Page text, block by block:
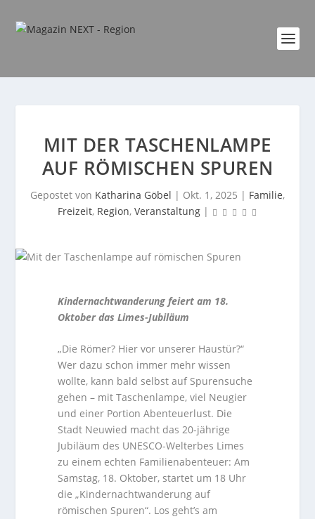
MIT DER TASCHENLAMPE
AUF RÖMISCHEN SPUREN
Gepostet von Katharina Göbel | Okt. 1, 2025 | Familie,
Freizeit, Region, Veranstaltung|
Kindernachtwanderung feiert am 18.
Oktober das Limes-Jubiläum
„Die Römer? Hier vor unserer Haustür?“
Wer dazu schon immer mehr wissen
wollte, kann bald selbst auf Spurensuche
gehen – mit Taschenlampe, viel Neugier
und einer Portion Abenteuerlust. Die
Stadt Neuwied macht das 20-jährige
Jubiläum des UNESCO-Welterbes Limes
zu einem echten Familienabenteuer: Am
Samstag, 18. Oktober, startet um 18 Uhr
die „Kindernachtwanderung auf
römischen Spuren“. Los geht’s am